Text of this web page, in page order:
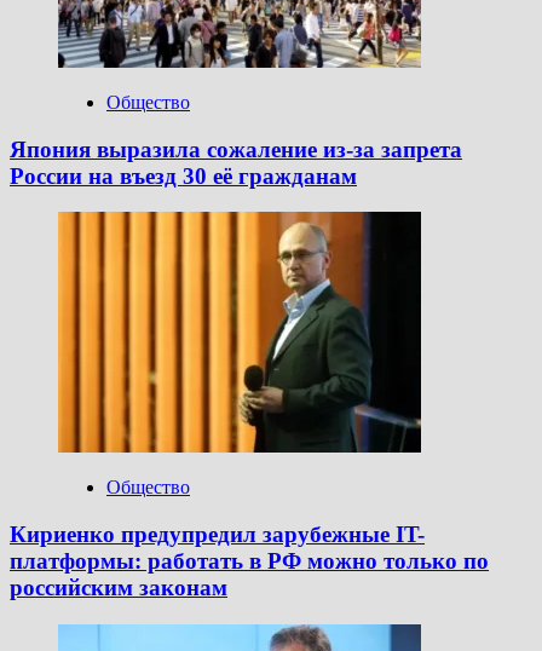
Общество
Япония выразила сожаление из-за запрета
России на въезд 30 её гражданам
Общество
Кириенко предупредил зарубежные IT-
платформы: работать в РФ можно только по
российским законам